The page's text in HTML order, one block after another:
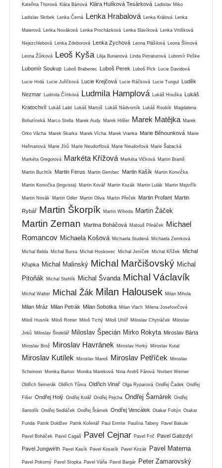
Kateřina Thorová Klára Bártová Klára Hulíková Tesárková Ladislav Miko
Ladislav Skrbek Lenka Černá Lenka Hrabalová Lenka Králová Lenka
Maierová Lenka Nováková Lenka Procházková Lenka Slavíková Lenka Vrtišková
Nejezchlebová Lenka Zdeborová Lenka Zychová Leona Plášilová Leona Šímová
Leona Žůrková Leoš Kyša Lilija Burianová Linda Petraturová Lubomír Peške
Lubomír Soukup Luboš Brabenec Luboš Perek Luboš Pick Lucie Davidová
Lucie Hrdá Lucie Juřičková Lucie Krejčová Lucie Ráčková Lucie Tungul Luděk
Nezmar Ludmila Čírtková Ludmila Hamplová Lukáš Houška Lukáš
Kratochvíl Lukáš Laibl Lukáš Martoš Lukáš Nádvorník Lukáš Roubík Magdalena
Bohutínská Marco Stella Marek Audy Marek Hilšer Marek Matějka Marek
Orko Vácha Marek Skarka Marek Vícha Marek Vranka Marie Běhounková Marie
Heřmanová Marie Jírů Marie Neudorflová Marie Neudorfová Marie Šabacká
Markéta Gregorová Markéta Křížová Markéta Vlčková Martin Braniš
Martin Buchtík Martin Ferus Martin Gembec Martin Kašík Martin Konvička
Martin Konvička (lingvista) Martin Kovář Martin Kozák Martin Lulák Martin Mejstřík
Martin Novák Martin Odler Martin Oliva Martin Přeček Martin Profant Martin
Rybář Martin Škorpík Martin Wihoda Martin Žáček
Martin Zeman Martina Boháčová Matouš Pilnáček
Michael
Romancov Michaela Košová Michaela Studená Michaela Zemková
Michal Belda Michal Bursa Michal Hoskovec Michal Jeníček Michal Křížek Michal
Křupka Michal Malinský Michal Marčišovský Michal
Pitoňák
Michal Stehlík Michal Švanda Michal Václavík
Michal Walter Michal Žák Milan Halousek Milan Mihola
Milan Mráz Milan Petrák Milan Sobotka Milan Vlach Milena Josefovičová
Miloš Husník Miloš Rotter Miloš Tichý Miloš Uhlíř Miloslav Chytráček Miloslav
Jirků Miloslav Šindelář Miloslav Špecián Mirko Rokyta Miroslav Bárta
Miroslav Brož Miroslav Havránek Miroslav Horký Miroslav Kutal
Miroslav Kutílek Miroslav Mareš Miroslav Petříček Miroslav
Scheinost Monika Barton Monika Mareková Nina Andrš Fárová Norbert Werner
Oldřich Semerák Oldřich Tůma Oldřich Vinař Olga Ryparová Ondřej Čadek Ondřej
Fišer Ondřej Holý Ondřej Kolář Ondřej Pejcha Ondřej Šamárek Ondřej
Santolík Ondřej Sedláček Ondřej Šrámek Ondřej Vencálek Otakar Foltýn Otakar
Funda Patrik Doldžev Patrik Kořenář Paul Ermite Paulína Tabery Pavel Bakule
Pavel Boháček Pavel Cagaš Pavel Cejnar Pavel Frič Pavel Gabzdyl
Pavel Jungwirth Pavel Kasík Pavel Kosatík Pavel Kozák Pavel Materna
Pavel Pokorný Pavel Stopka Pavel Váňa Pavol Bargár Peter Zamarovský